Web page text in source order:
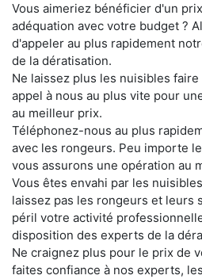
Vous aimeriez bénéficier d'un
adéquation avec votre budget ?
d'appeler au plus rapidement
de la dératisation.
Ne laissez plus les nuisibles
appel à nous au plus vite pour
au meilleur prix.
Téléphonez-nous au plus
avec les rongeurs. Peu importe
vous assurons une opération au
Vous êtes envahi par les
laissez pas les rongeurs et leurs
péril votre activité
disposition des experts de la
Ne craignez plus pour le prix de
faites confiance à nos experts,